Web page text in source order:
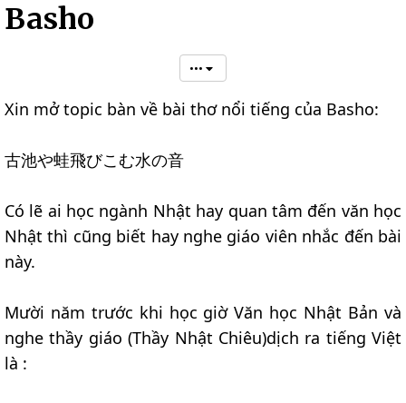
Basho
•••
Xin mở topic bàn về bài thơ nổi tiếng của Basho:
古池や蛙飛びこむ水の音
Có lẽ ai học ngành Nhật hay quan tâm đến văn học
Nhật thì cũng biết hay nghe giáo viên nhắc đến bài
này.
Mười năm trước khi học giờ Văn học Nhật Bản và
nghe thầy giáo (Thầy Nhật Chiêu)dịch ra tiếng Việt
là :